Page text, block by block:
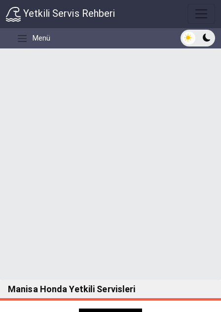
Yetkili Servis Rehberi
Menü Açık/Koyu
Manisa Honda Yetkili Servisleri